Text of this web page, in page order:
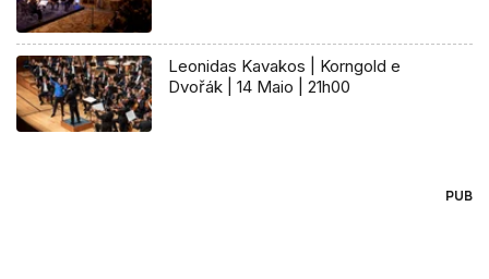
Leonidas Kavakos | Korngold e
Dvořák | 14 Maio | 21h00
PUB